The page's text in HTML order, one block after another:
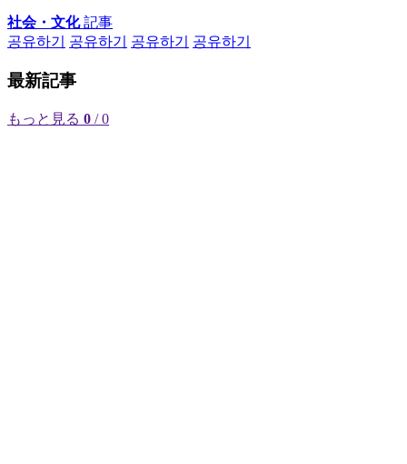
社会・文化記事
공유하기
공유하기 공유하기 공유하기
最新記事
もっと見る 0 / 0